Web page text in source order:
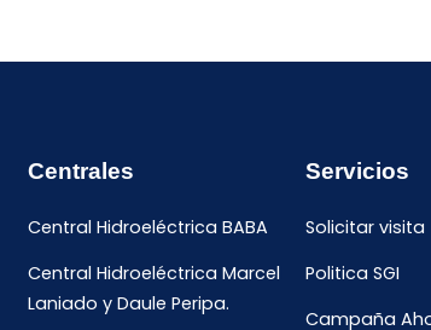
Centrales
Central Hidroeléctrica BABA
Central Hidroeléctrica Marcel
Laniado y Daule Peripa.
Servicios
Solicitar visita
Politica SGI
Campaña